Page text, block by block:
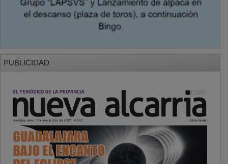
PUBLICIDAD